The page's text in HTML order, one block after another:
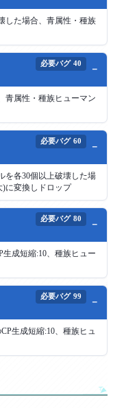
した場合、青属性・種族
必要バグ 40
青属性・種族ヒューマン
必要バグ 60
を各30個以上破壊した場
)に変換しドロップ
必要バグ 80
成短縮:10、種族ヒュー
必要バグ 99
生成短縮:10、種族ヒュ